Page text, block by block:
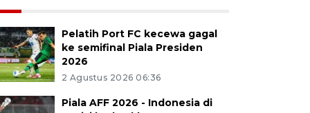
Pelatih Port FC kecewa gagal
ke semifinal Piala Presiden
2026
2 Agustus 2026 06:36
Piala AFF 2026 - Indonesia di